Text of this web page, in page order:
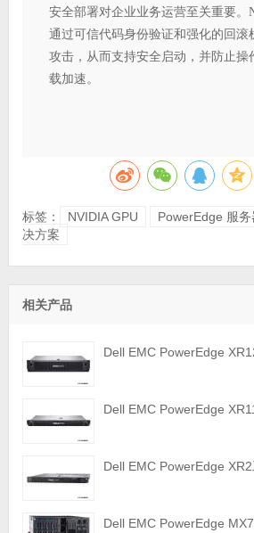
安全部署对企业业务运营至关重要。
通过可信代码身份验证和强化的回滚
攻击，从而支持安全启动，并防止操
载加速。
标签： NVIDIA GPU PowerEdge 服务
决方案
相关产品
Dell EMC PowerEdge
Dell EMC PowerEdge
Dell EMC PowerEdge
Dell EMC PowerEdge